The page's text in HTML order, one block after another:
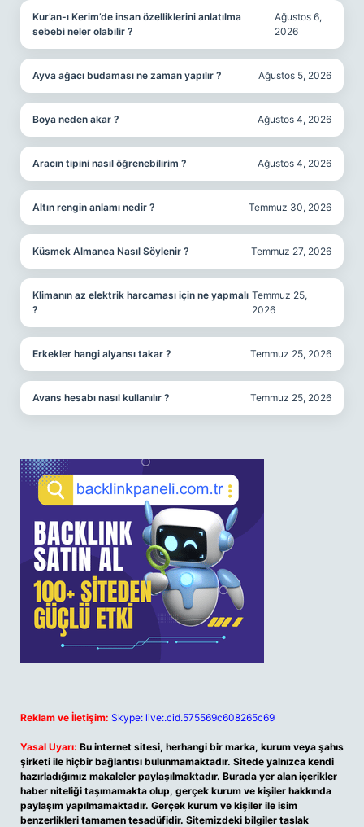
Kur’an-ı Kerim’de insan özelliklerini anlatılma
sebebi neler olabilir ?
Ağustos 6,
2026
Ayva ağacı budaması ne zaman yapılır ? Ağustos 5, 2026
Boya neden akar ? Ağustos 4, 2026
Aracın tipini nasıl öğrenebilirim ? Ağustos 4, 2026
Altın rengin anlamı nedir ? Temmuz 30, 2026
Küsmek Almanca Nasıl Söylenir ? Temmuz 27, 2026
Klimanın az elektrik harcaması için ne yapmalı
?
Temmuz 25,
2026
Erkekler hangi alyansı takar ? Temmuz 25, 2026
Avans hesabı nasıl kullanılır ? Temmuz 25, 2026
Reklam ve İletişim: Skype: live:.cid.575569c608265c69
Yasal Uyarı: Bu internet sitesi, herhangi bir marka, kurum veya şahıs
şirketi ile hiçbir bağlantısı bulunmamaktadır. Sitede yalnızca kendi
hazırladığımız makaleler paylaşılmaktadır. Burada yer alan içerikler
haber niteliği taşımamakta olup, gerçek kurum ve kişiler hakkında
paylaşım yapılmamaktadır. Gerçek kurum ve kişiler ile isim
benzerlikleri tamamen tesadüfidir. Sitemizdeki bilgiler taslak